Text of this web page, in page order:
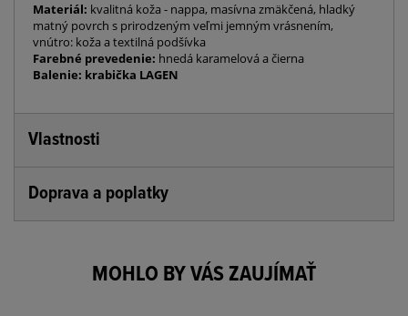
Materiál: kvalitná koža - nappa, masívna zmäkčená, hladký
matný povrch s prirodzeným veľmi jemným vrásnením,
vnútro: koža a textilná podšívka
Farebné prevedenie: hnedá karamelová a čierna
Balenie: krabička LAGEN
Vlastnosti
Doprava a poplatky
MOHLO BY VÁS ZAUJÍMAŤ